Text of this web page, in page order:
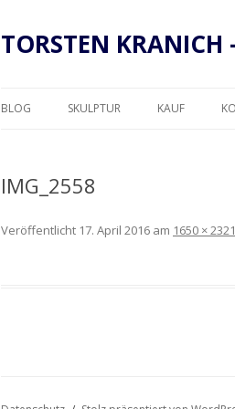
TORSTEN KRANICH
BLOG SKULPTUR KAUF
IMG_2558
Veröffentlicht 17. April 2016 am 1650 × 2321